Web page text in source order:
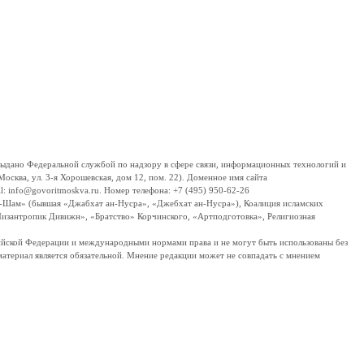
Федеральной службой по надзору в сфере связи, информационных технологий и
ул. 3-я Хорошевская, дом 12, пом. 22). Доменное имя сайта
info@govoritmoskva.ru. Номер телефона: +7 (495) 950-62-26
Шам» (бывшая «Джабхат ан-Нусра», «Джебхат ан-Нусра»), Коалиция исламских
Дивижн», «Братство» Корчинского, «Артподготовка», Религиозная
Федерации и международными нормами права и не могут быть использованы без
является обязательной. Мнение редакции может не совпадать с мнением